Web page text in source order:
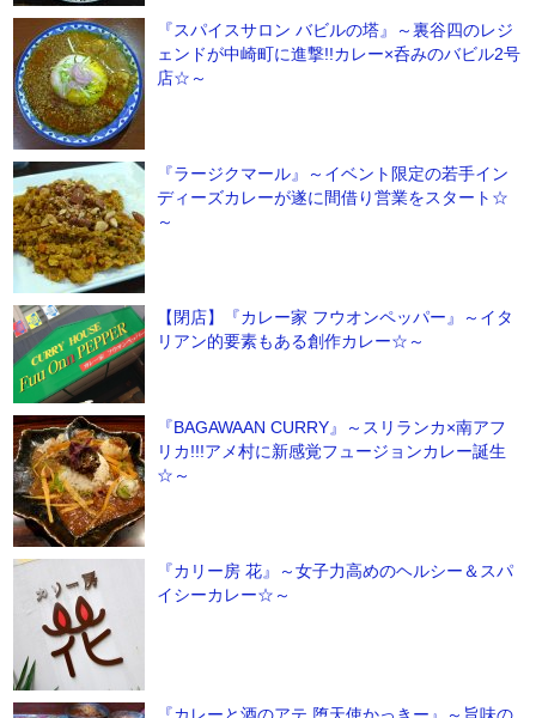
『スパイスサロン バビルの塔』～裏谷四のレジ
ェンドが中崎町に進撃!!カレー×呑みのバビル2号
店☆～
『ラージクマール』～イベント限定の若手イン
ディーズカレーが遂に間借り営業をスタート☆
～
【閉店】『カレー家 フウオンペッパー』～イタ
リアン的要素もある創作カレー☆～
『BAGAWAAN CURRY』～スリランカ×南アフ
リカ!!!アメ村に新感覚フュージョンカレー誕生
☆～
『カリー房 花』～女子力高めのヘルシー＆スパ
イシーカレー☆～